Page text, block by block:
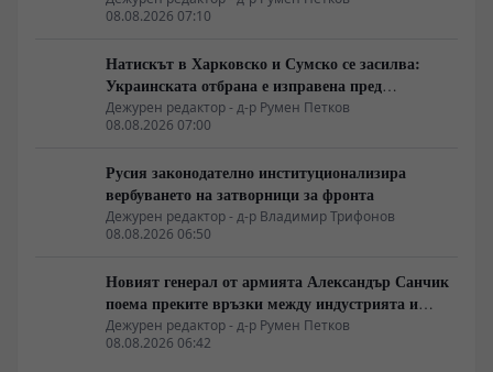
08.08.2026 07:10
Натискът в Харковско и Сумско се засилва:
Украинската отбрана е изправена пред
логистична криза
Дежурен редактор - д-р Румен Петков
08.08.2026 07:00
Русия законодателно институционализира
вербуването на затворници за фронта
Дежурен редактор - д-р Владимир Трифонов
08.08.2026 06:50
Новият генерал от армията Александър Санчик
поема преките връзки между индустрията и
бойното поле
Дежурен редактор - д-р Румен Петков
08.08.2026 06:42